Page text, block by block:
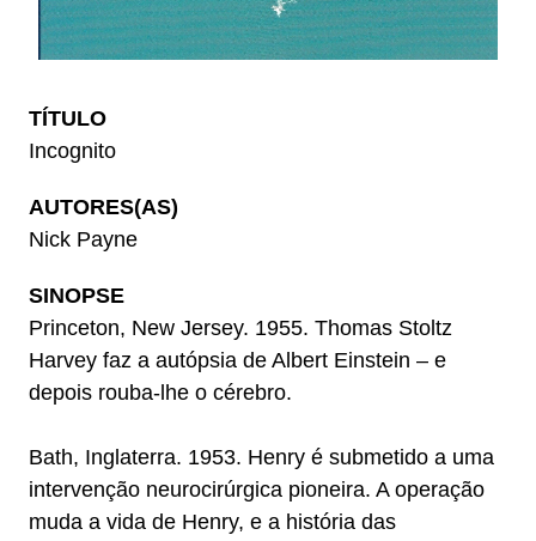
TÍTULO
Incognito
AUTORES(AS)
Nick Payne
SINOPSE
Princeton, New Jersey. 1955. Thomas Stoltz
Harvey faz a autópsia de Albert Einstein – e
depois rouba-lhe o cérebro.
Bath, Inglaterra. 1953. Henry é submetido a uma
intervenção neurocirúrgica pioneira. A operação
muda a vida de Henry, e a história das